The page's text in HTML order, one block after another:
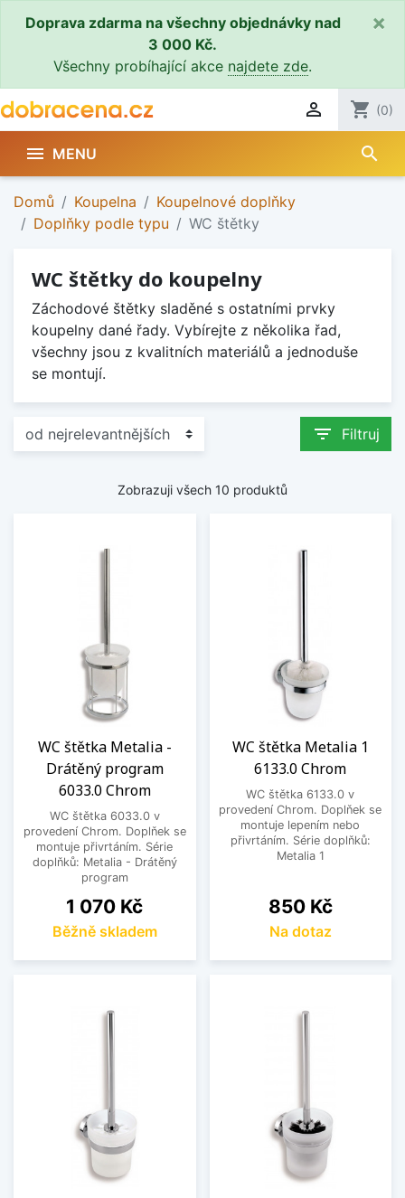
Doprava zdarma na všechny objednávky nad
3 000 Kč.
Všechny probíhající akce najdete zde.
×
 shopping_cart (0)
 MENU search
Domů Koupelna
Koupelnové doplňky
Doplňky podle typu
WC štětky
WC štětky do koupelny
Záchodové štětky sladěné s ostatními prvky
koupelny dané řady. Vybírejte z několika řad,
všechny jsou z kvalitních materiálů a jednoduše
se montují.
filter_list Filtruj
Zobrazuji všech 10 produktů
WC štětka Metalia -
Drátěný program
6033.0 Chrom
WC štětka 6033.0 v
provedení Chrom. Doplňek se
montuje přivrtáním. Série
doplňků: Metalia - Drátěný
program
Cena
1 070 Kč
Běžně skladem
WC štětka Metalia 1
6133.0 Chrom
WC štětka 6133.0 v
provedení Chrom. Doplňek se
montuje lepením nebo
přivrtáním. Série doplňků:
Metalia 1
Cena
850 Kč
Na dotaz